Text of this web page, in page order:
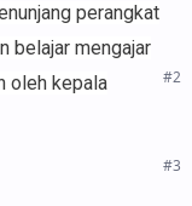
perangkat
belajar mengajar
oleh kepala